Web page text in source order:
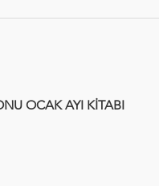
OCAK AYI KİTABI